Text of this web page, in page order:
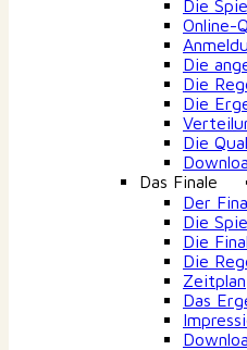
Die
Online-
Die
Die
Die
Die
Das Finale
Der
Die
Die
Die
Zeitplan
Das